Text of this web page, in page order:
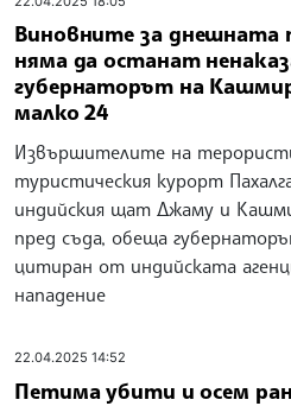
Виновните за днешната
няма да останат
губернаторът на
малко 24
Извършителите на
туристическия курорт
индийския щат Джаму и
пред съда, обеща
цитиран от индийската
нападение
22.04.2025 14:52
Петима убити и осем